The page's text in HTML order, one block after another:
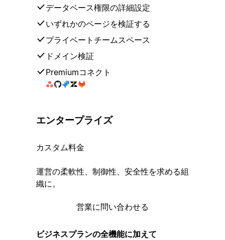
データベース権限の詳細設定
いずれかのページを検証する
プライベートチームスペース
ドメイン検証
Premiumコネクト
エンタープライズ
カスタム料金
運営の柔軟性、制御性、安全性を求める組
織に。
営業に問い合わせる
ビジネスプランの全機能に加えて